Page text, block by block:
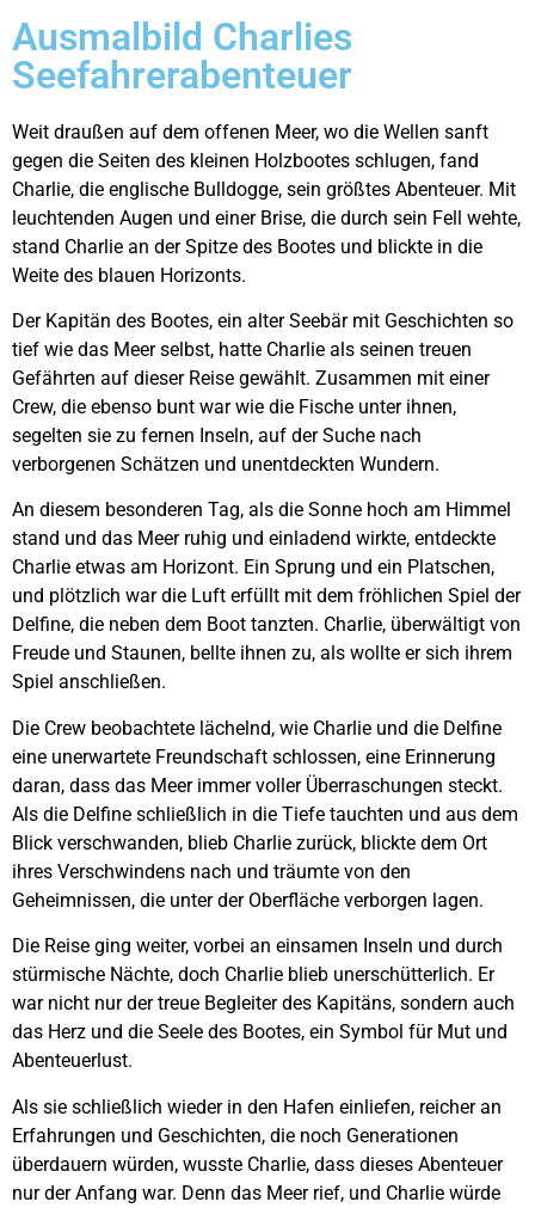
Ausmalbild Charlies
Seefahrerabenteuer
Weit draußen auf dem offenen Meer, wo die Wellen sanft
gegen die Seiten des kleinen Holzbootes schlugen, fand
Charlie, die englische Bulldogge, sein größtes Abenteuer. Mit
leuchtenden Augen und einer Brise, die durch sein Fell wehte,
stand Charlie an der Spitze des Bootes und blickte in die
Weite des blauen Horizonts.
Der Kapitän des Bootes, ein alter Seebär mit Geschichten so
tief wie das Meer selbst, hatte Charlie als seinen treuen
Gefährten auf dieser Reise gewählt. Zusammen mit einer
Crew, die ebenso bunt war wie die Fische unter ihnen,
segelten sie zu fernen Inseln, auf der Suche nach
verborgenen Schätzen und unentdeckten Wundern.
An diesem besonderen Tag, als die Sonne hoch am Himmel
stand und das Meer ruhig und einladend wirkte, entdeckte
Charlie etwas am Horizont. Ein Sprung und ein Platschen,
und plötzlich war die Luft erfüllt mit dem fröhlichen Spiel der
Delfine, die neben dem Boot tanzten. Charlie, überwältigt von
Freude und Staunen, bellte ihnen zu, als wollte er sich ihrem
Spiel anschließen.
Die Crew beobachtete lächelnd, wie Charlie und die Delfine
eine unerwartete Freundschaft schlossen, eine Erinnerung
daran, dass das Meer immer voller Überraschungen steckt.
Als die Delfine schließlich in die Tiefe tauchten und aus dem
Blick verschwanden, blieb Charlie zurück, blickte dem Ort
ihres Verschwindens nach und träumte von den
Geheimnissen, die unter der Oberfläche verborgen lagen.
Die Reise ging weiter, vorbei an einsamen Inseln und durch
stürmische Nächte, doch Charlie blieb unerschütterlich. Er
war nicht nur der treue Begleiter des Kapitäns, sondern auch
das Herz und die Seele des Bootes, ein Symbol für Mut und
Abenteuerlust.
Als sie schließlich wieder in den Hafen einliefen, reicher an
Erfahrungen und Geschichten, die noch Generationen
überdauern würden, wusste Charlie, dass dieses Abenteuer
nur der Anfang war. Denn das Meer rief, und Charlie würde